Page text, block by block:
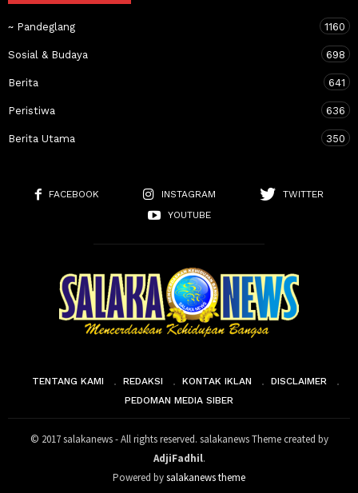
~ Pandeglang 1160
Sosial & Budaya 698
Berita 641
Peristiwa 636
Berita Utama 350
FACEBOOK INSTAGRAM
TWITTER
YOUTUBE
TENTANG KAMI REDAKSI KONTAK IKLAN
DISCLAIMER
PEDOMAN MEDIA SIBER
© 2017 salakanews - All rights reserved. salakanews Theme created by
AdjiFadhil.
Powered bysalakanews theme